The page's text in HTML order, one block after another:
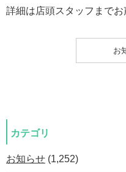
詳細は店頭スタッフまでお
お
カテゴリ
お知らせ (1,252)